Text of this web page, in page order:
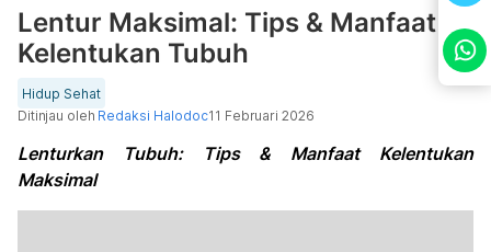
Lentur Maksimal: Tips & Manfaat
Kelentukan Tubuh
Hidup Sehat
Ditinjau oleh Redaksi Halodoc11 Februari 2026
Lenturkan Tubuh: Tips & Manfaat Kelentukan
Maksimal